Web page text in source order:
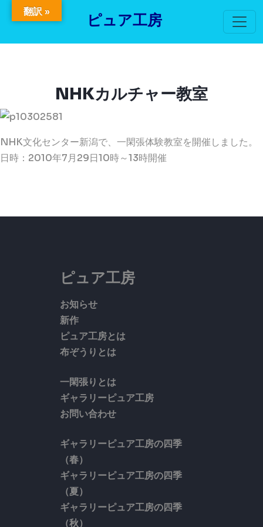
ピュア工房
NHKカルチャー教室
NHK文化センター新潟で、一閑張体験教室を開催しました。
日時：2010年7月29日10時～13時開催
ピュア工房
お知らせ
新作
ピュア工房とは
布ぞうりとは
一閑張りとは
ギャラリーピュア工房
お問い合わせ
ギャラリーピュア工房の四季
（春）
ギャラリーピュア工房の四季
（夏）
ギャラリーピュア工房の四季
（秋）
翻訳 »